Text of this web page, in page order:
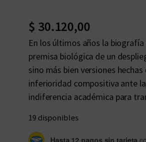
$ 30.120,00
En los últimos años la
premisa biológica de un
sino más bien versiones
inferioridad compositiva ante
indiferencia académica para
19 disponibles
Hasta 12 pagos sin tarjeta